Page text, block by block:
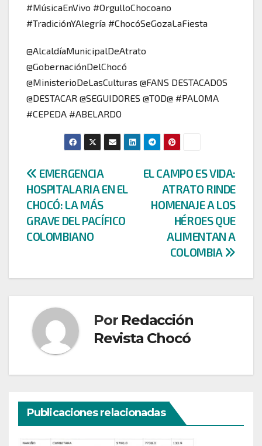
#MúsicaEnVivo #OrgulloChocoano
#TradiciónYAlegría #ChocóSeGozaLaFiesta
@AlcaldíaMunicipalDeAtrato
@GobernaciónDelChocó
@MinisterioDeLasCulturas @FANS DESTACADOS
@DESTACAR @SEGUIDORES @TOD@ #PALOMA
#CEPEDA #ABELARDO
Navegación
de
entradas
EL CAMPO ES VIDA:
ATRATO RINDE
HOMENAJE A LOS
HÉROES QUE
ALIMENTAN A
COLOMBIA
EMERGENCIA
HOSPITALARIA EN EL
CHOCÓ: LA MÁS
GRAVE DEL PACÍFICO
COLOMBIANO
Por Redacción
Revista Chocó
Publicaciones relacionadas